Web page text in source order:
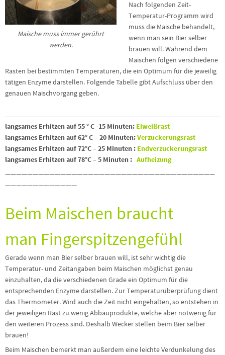
Maische muss immer gerührt
werden.
Nach folgenden Zeit-
Temperatur-Programm wird
muss die Maische behandelt,
wenn man sein Bier selber
brauen will. Während dem
Maischen folgen verschiedene
Rasten bei bestimmten Temperaturen, die ein Optimum für die jeweilig
tätigen Enzyme darstellen. Folgende Tabelle gibt Aufschluss über den
genauen Maischvorgang geben.
langsames Erhitzen auf 55 ° C -15 Minuten: Eiweißrast
langsames Erhitzen auf 62° C – 20 Minuten:Verzuckerungsrast
langsames Erhitzen auf 72°C – 25 Minuten : Endverzuckerungsrast
langsames Erhitzen auf 78°C – 5 Minuten : Aufheizung
——————————————————————————————————————
—————————————
Beim Maischen braucht
man Fingerspitzengefühl
Gerade wenn man Bier selber brauen will, ist sehr wichtig die
Temperatur- und Zeitangaben beim Maischen möglichst genau
einzuhalten, da die verschiedenen Grade ein Optimum für die
entsprechenden Enzyme darstellen. Zur Temperaturüberprüfung dient
das Thermometer. Wird auch die Zeit nicht eingehalten, so entstehen in
der jeweiligen Rast zu wenig Abbauprodukte, welche aber notwenig für
den weiteren Prozess sind. Deshalb Wecker stellen beim Bier selber
brauen!
Beim Maischen bemerkt man außerdem eine leichte Verdunkelung des